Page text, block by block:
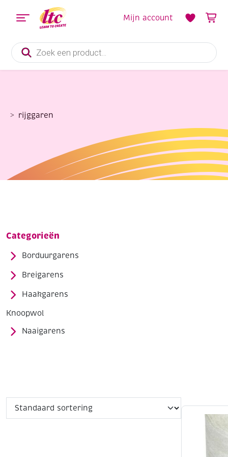
Producten
zoeken
Mijn account
rijggaren
Categorieën
Borduurgarens
Breigarens
Haakgarens
Knoopwol
Naaigarens